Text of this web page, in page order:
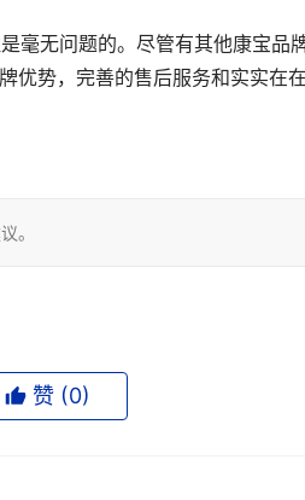
无问题的。尽管有其他康宝品
优势，完善的售后服务和实实在
。
赞 (0)